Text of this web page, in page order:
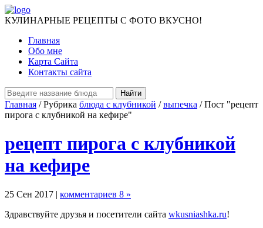
КУЛИНАРНЫЕ РЕЦЕПТЫ С ФОТО ВКУСНО!
Главная
Обо мне
Карта Сайта
Контакты сайта
Главная / Рубрика блюда с клубникой /выпечка / Пост "рецепт
пирога с клубникой на кефире"
рецепт пирога с клубникой
на кефире
25 Сен 2017 | комментариев 8 »
Здравствуйте друзья и посетители сайта wkusniashka.ru!